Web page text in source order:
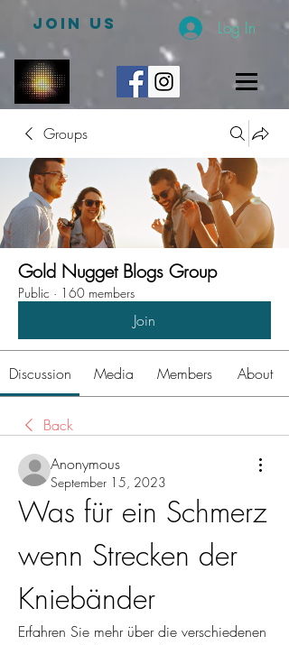
JOIN US Log In
Groups
Gold Nugget Blogs Group
Public · 160 members
Join
Discussion Media Members About
Back
Anonymous
September 15, 2023
Was für ein Schmerz
wenn Strecken der
Kniebänder
Erfahren Sie mehr über die verschiedenen